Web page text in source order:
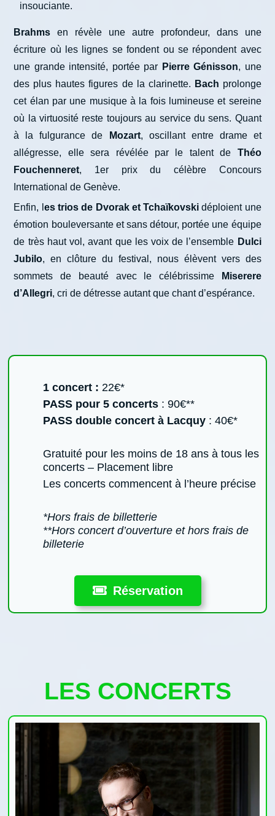
insouciante.
Brahms en révèle une autre profondeur, dans une
écriture où les lignes se fondent ou se répondent avec
une grande intensité, portée par Pierre Génisson, une
des plus hautes figures de la clarinette. Bach prolonge
cet élan par une musique à la fois lumineuse et sereine
où la virtuosité reste toujours au service du sens. Quant
à la fulgurance de
Mozart, oscillant entre drame et
allégresse, elle sera révélée par le talent de Théo
Fouchenneret, 1er prix du célèbre Concours
International de Genève.
Enfin, l es trios de Dvorak et Tchaïkovski déploient une
émotion bouleversante et sans détour, portée une équipe
de très haut vol, avant que les voix de l’ensemble Dulci
Jubilo, en clôture du festival, nous élèvent vers des
sommets de beauté avec le célébrissime
Miserere
d’Allegri, cri de détresse autant que chant d’espérance.
1 concert :22€*
PASS pour 5 concerts : 90€**
PASS double concert à Lacquy : 40€*
Gratuité pour les moins de 18 ans à tous les
concerts – Placement libre
Les concerts commencent à l’heure précise
*Hors frais de billetterie
**Hors concert d’ouverture et hors frais de
billeterie
Réservation
LES CONCERTS